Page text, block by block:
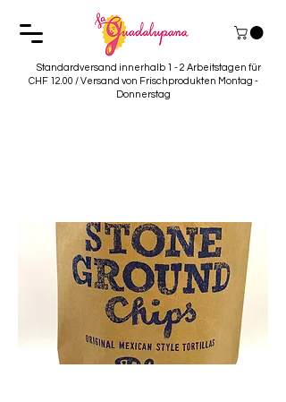
Standardversand innerhalb 1 - 2 Arbeitstagen für
CHF 12.00 / Versand von Frischprodukten Montag -
Donnerstag